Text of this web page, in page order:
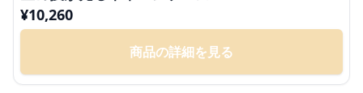
¥10,260
商品の詳細を見る